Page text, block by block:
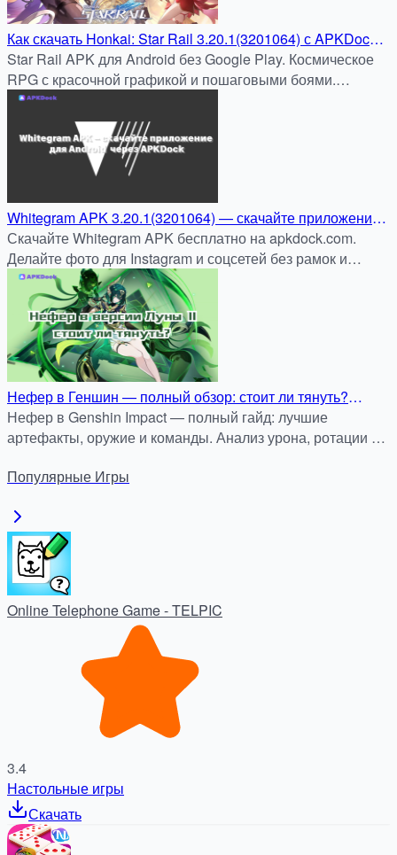
Как скачать Honkai: Star Rail 3.20.1(3201064) с APKDock:
Быстро, безопасно и без регистрации
Star Rail APK для Android без Google Play. Космическое
RPG с красочной графикой и пошаговыми боями.
Быстрая установка на apkdock.com.
Whitegram APK 3.20.1(3201064) — скачайте приложение
для Android и публикуйте фото в Instagram без обрезки
через APKDock
Скачайте Whitegram APK бесплатно на apkdock.com.
Делайте фото для Instagram и соцсетей без рамок и
обрезки — быстро, удобно и безопасно.
Нефер в Геншин — полный обзор: стоит ли тянуть?
Анализ силы и гайды по отрядам
Нефер в Genshin Impact — полный гайд: лучшие
артефакты, оружие и команды. Анализ урона, ротации и
Популярные Игры
Online Telephone Game - TELPIC
3.4
Настольные игры
Скачать